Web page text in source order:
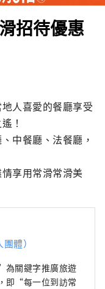
招待優惠
人喜愛的餐廳享受
！
中餐廳、法餐廳，
享用常滑常滑美
體）
關鍵字推廣旅遊
即“每一位到訪常